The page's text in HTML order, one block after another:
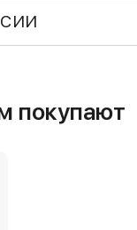
покупают